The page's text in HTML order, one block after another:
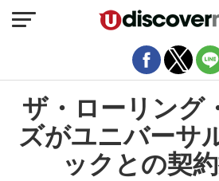
ザ・ローリング
ズがユニバーサ
ックとの契
モバイルバージョ